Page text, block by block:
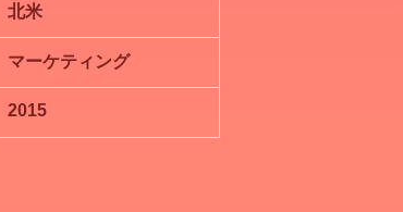
北米
マーケティング
2015